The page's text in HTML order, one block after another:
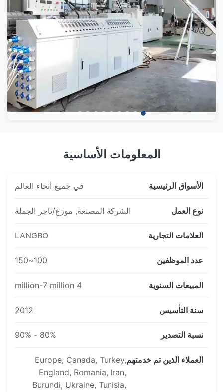
خدمة ما بعد البيع
نحن نواصل تقديم المساعدة التقنية بعد التسليم لدعم
العملاء في عملية الإنتاج.
فريق البحث والتطوير
تحسين هيكل الآلة باستمرار وتطوير حلول لتطبيقات مختلفة
للطحن وإعادة التدوير.
فريق الإنتاج
تركز على تصنيع الآلات، عمليات التجميع، ومراقبة جودة
الإنتاج.
المعلومات الأساسية
الأسواق الرئيسية في جميع أنحاء العالم
نوع العمل الشركة المصنعة, موزع/تاجر الجملة
العلامات التجارية LANGBO
عدد الموظفين 100~150
المبيعات السنوية 4 million-7 million
سنة التأسيس 2012
نسبة التصدير 80% - 90%
العملاء الذين تم خدمتهمEurope, Canada, Turkey,
England, Romania, Iran,
Burundi, Ukraine, Tunisia,